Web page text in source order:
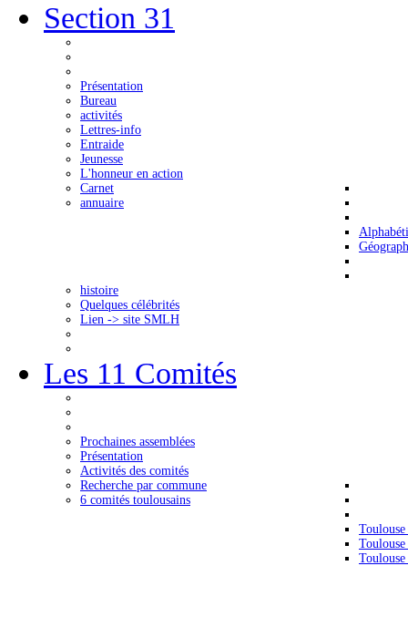
Section 31
Présentation
Bureau
activités
Lettres-info
Entraide
Jeunesse
L'honneur en action
Carnet
annuaire
histoire
Quelques célébrités
Lien -> site SMLH
Les 11 Comités
Prochaines assemblées
Présentation
Activités des comités
Recherche par commune
6 comités toulousains
Toulouse